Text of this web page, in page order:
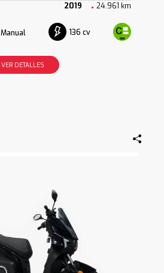
2019 24.961 km
Manual 136 cv
VER DETALLES